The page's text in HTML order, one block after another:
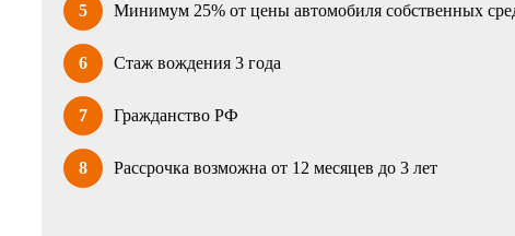
5 Минимум 25% от цены автомобиля собственных
6 Стаж вождения 3 года
7 Гражданство РФ
8 Рассрочка возможна от 12 месяцев до 3 лет